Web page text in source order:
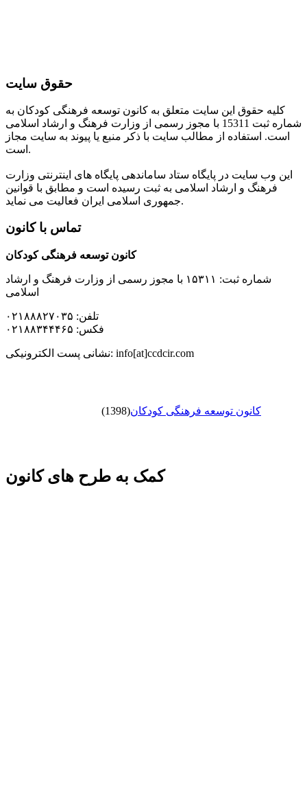
حقوق سایت
کلیه حقوق این سایت متعلق به کانون توسعه فرهنگی کودکان به
شماره ثبت 15311 با مجوز رسمی از وزارت فرهنگ و ارشاد اسلامی
است. استفاده از مطالب سایت با ذکر منبع یا پیوند به سایت مجاز
است.
این وب سایت در پایگاه ستاد ساماندهی پایگاه های اینترنتی وزارت
فرهنگ و ارشاد اسلامی به ثبت رسیده است و مطابق با قوانین
جمهوری اسلامی ایران فعالیت می نماید.
تماس با کانون
کانون توسعه فرهنگی کودکان
شماره ثبت: ۱۵۳۱۱ با مجوز رسمی از وزارت فرهنگ و ارشاد
اسلامی
تلفن: ۰۲۱۸۸۸۲۷۰۳۵
فکس: ۰۲۱۸۸۳۴۴۴۶۵
نشانی پست الکترونیکی: info[at]ccdcir.com
کانون توسعه فرهنگی کودکان(1398)
کمک به طرح های کانون